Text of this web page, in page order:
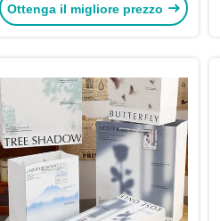
Ottenga il migliore prezzo